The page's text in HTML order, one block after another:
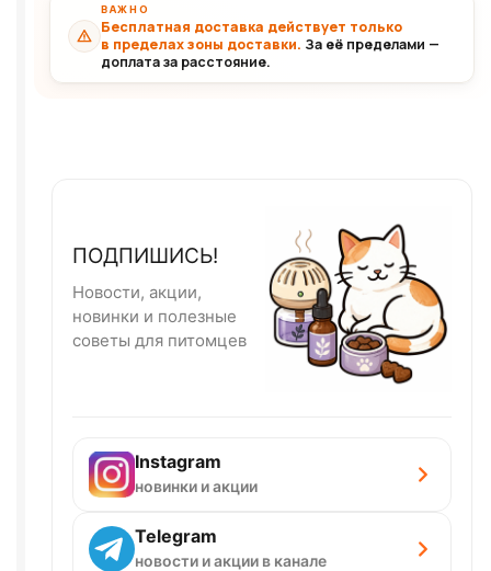
ВАЖНО
Бесплатная доставка действует только
в пределах зоны доставки. За её пределами —
доплата за расстояние.
ПОДПИШИСЬ!
Новости, акции,
новинки и полезные
советы для питомцев
Instagram
новинки и акции
Telegram
новости и акции в канале